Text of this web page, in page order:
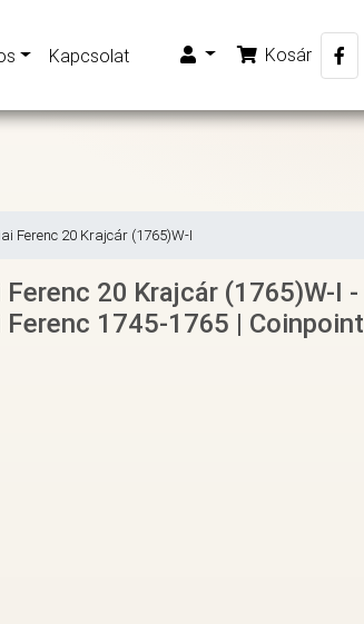
Kapcsolat Kosár
Ferenc 20 Krajcár (1765)W-I
20 Krajcár (1765)W-I -
1745-1765 | Coinpoint